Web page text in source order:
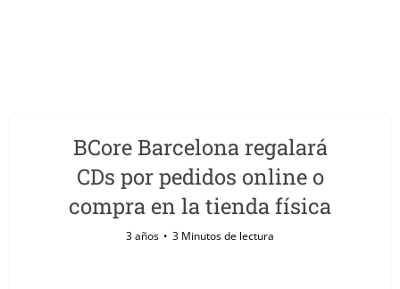
BCore Barcelona regalará
CDs por pedidos online o
compra en la tienda física
3 años 3 Minutos de lectura